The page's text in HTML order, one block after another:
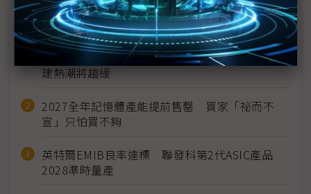
近７天熱門報導
MLCC訂單過熱、出貨比創高 村田示警全球AI基
建熱潮將趨緩
2027全年記憶體產能提前售罄 買家「祕而不
宣」只怕買不夠
英特爾EMIB良率達標 聯發科第2代ASIC產品
2028準時量產